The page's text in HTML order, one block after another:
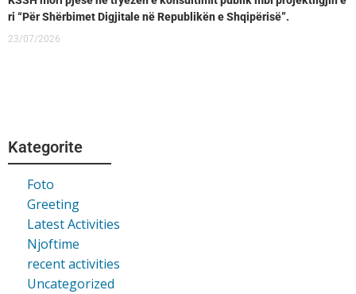
ri “Për Shërbimet Digjitale në Republikën e Shqipërisë”.
23/07/2026
Kategorite
Foto
Greeting
Latest Activities
Njoftime
recent activities
Uncategorized